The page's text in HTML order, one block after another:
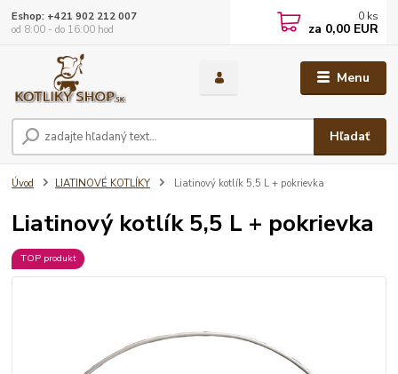
Menu
Hľadať
Eshop: +421 902 212 007
od 8:00 - do 16:00 hod
0 ks
za 0,00 EUR
Úvod LIATINOVÉ KOTLÍKY Liatinový kotlík 5,5 L + pokrievka
Liatinový kotlík 5,5 L + pokrievka
TOP produkt